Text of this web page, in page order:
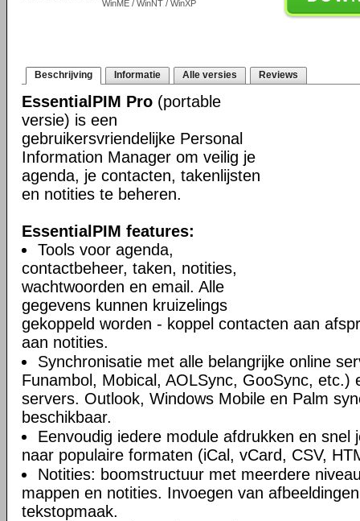
WinME / WinNT / WinXP
Beschrijving Informatie Alle versies Reviews
EssentialPIM Pro (portable
versie) is een
gebruikersvriendelijke Personal
Information Manager om veilig je
agenda, je contacten, takenlijsten
en notities te beheren.
EssentialPIM features:
Tools voor agenda,
contactbeheer, taken, notities,
wachtwoorden en email. Alle
gegevens kunnen kruizelings
gekoppeld worden - koppel contacten aan
aan notities.
Synchronisatie met alle belangrijke online
Funambol, Mobical, AOLSync, GooSync, etc.)
servers. Outlook, Windows Mobile en Palm
beschikbaar.
Eenvoudig iedere module afdrukken en snel
naar populaire formaten (iCal, vCard, CSV,
Notities: boomstructuur met meerdere
mappen en notities. Invoegen van
tekstopmaak.